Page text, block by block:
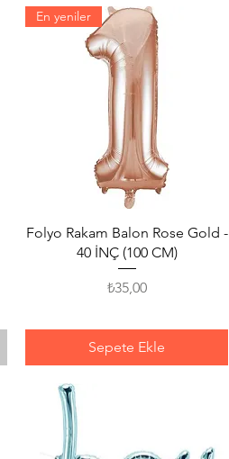
Hızlı Bakış
En yeniler
Folyo Rakam Balon Rose Gold -
40 İNÇ (100 CM)
Fiyat
₺35,00
Sepete Ekle